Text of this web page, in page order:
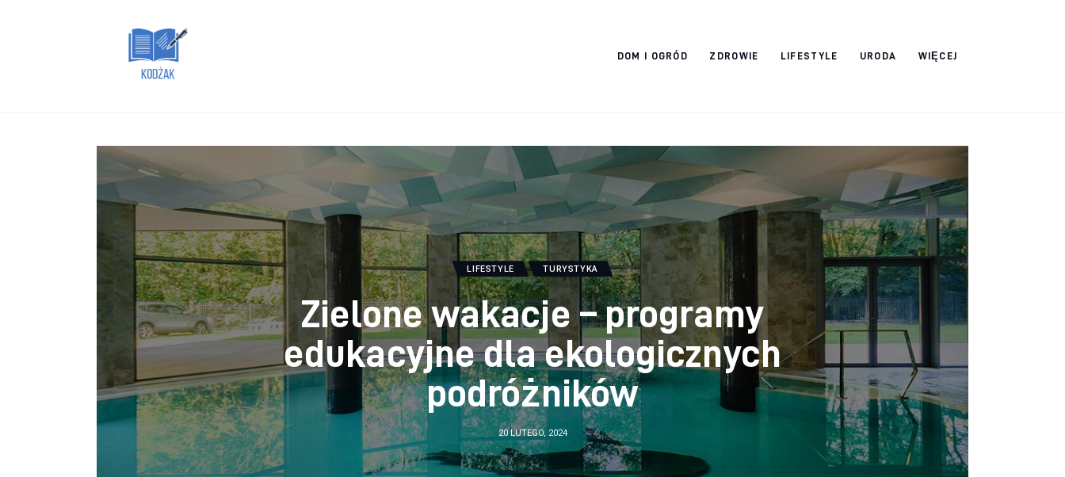
DOM I OGRÓD ZDROWIE LIFESTYLE URODA WIĘCEJ
LIFESTYLE TURYSTYKA
Zielone wakacje – programy
edukacyjne dla ekologicznych
podróżników
20 LUTEGO, 2024